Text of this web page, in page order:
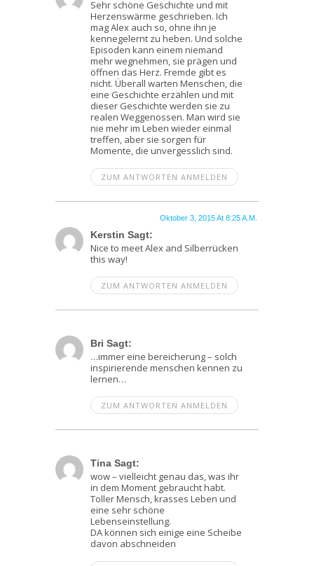
Sehr schöne Geschichte und mit
Herzenswärme geschrieben. Ich
mag Alex auch so, ohne ihn je
kennegelernt zu heben. Und solche
Episoden kann einem niemand
mehr wegnehmen, sie prägen und
öffnen das Herz. Fremde gibt es
nicht. Überall warten Menschen, die
eine Geschichte erzählen und mit
dieser Geschichte werden sie zu
realen Weggenossen. Man wird sie
nie mehr im Leben wieder einmal
treffen, aber sie sorgen für
Momente, die unvergesslich sind.
ZUM ANTWORTEN ANMELDEN
Kerstin Sagt:
Oktober 3, 2015 At 8:25 A.m.
Nice to meet Alex and Silberrücken
this way!
ZUM ANTWORTEN ANMELDEN
Bri Sagt:
…immer eine bereicherung – solch
inspirierende menschen kennen zu
lernen…
ZUM ANTWORTEN ANMELDEN
Tina Sagt:
wow – vielleicht genau das, was ihr
in dem Moment gebraucht habt.
Toller Mensch, krasses Leben und
eine sehr schöne
Lebenseinstellung.
DA können sich einige eine Scheibe
davon abschneiden